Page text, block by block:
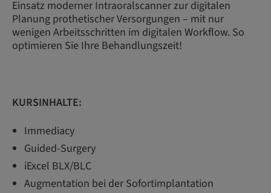
Einsatz moderner Intraoralscanner zur digitalen
Planung prothetischer Ver­sorgungen – mit nur
wenigen Arbeitsschritten im digitalen Workflow. So
optimieren Sie Ihre Behandlungszeit!
KURSINHALTE:
Immediacy
Guided-Surgery
iExcel BLX/BLC
Augmentation bei der Sofortimplantation